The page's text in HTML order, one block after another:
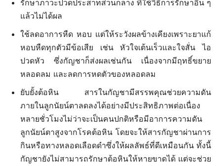
รักษาภาวะปวดประสาทส่วนกลาง ที่ใช้วิธีการรักษาอื่น ๆ
แล้วไม่ได้ผล
ใช้ลดอาการหืด หอบ แต่ให้ระวังผลข้างเคียงเพราะยาแก้
หอบหืดทุกตัวมีข้อเสีย เช่น หัวใจเต้นเร็วและใจสั่น ไอ
ปวดหัว ซึ่งกัญชาก็ส่งผลเช่นกัน เนื่องจากมีฤทธิ์ขยาย
หลอดลม และลดการหดตัวของหลอดลม
ยับยั้งต้อหิน สารในกัญชามีสรรพคุณช่วยความดัน
ภายในลูกนัยน์ตาลดลงได้อย่างมีประสิทธิภาพต่อเนื่อง
หลายชั่วโมงไม่ว่าจะเป็นคนปกติหรือมีอาการความดัน
ลูกนัยน์ตาสูงจากโรคต้อหิน โดยจะให้สารกัญชาผ่านการ
กินหรือทางหลอดเลือดดำซึ่งให้ผลลัพธ์ที่ดีเหมือนกัน ทั้งนี้
กัญชายังไม่สามารถรักษาต้อหินให้หายขาดได้ แต่จะช่วย